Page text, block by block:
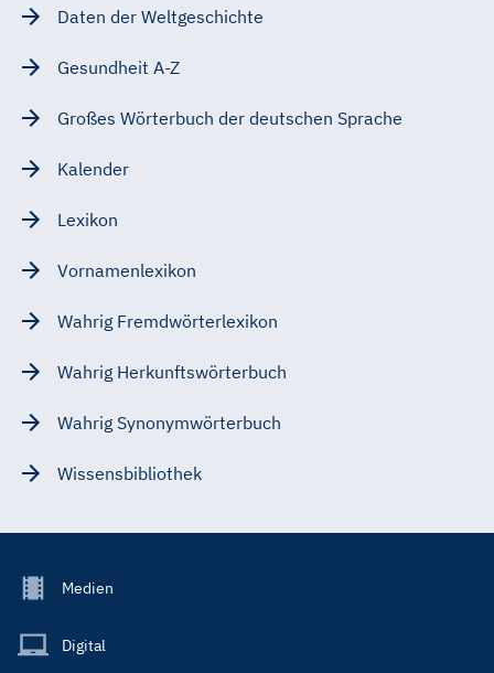
Daten der Weltgeschichte
Gesundheit A-Z
Großes Wörterbuch der deutschen Sprache
Kalender
Lexikon
Vornamenlexikon
Wahrig Fremdwörterlexikon
Wahrig Herkunftswörterbuch
Wahrig Synonymwörterbuch
Wissensbibliothek
Footer
Main
Medien
Digital